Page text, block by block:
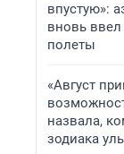
впустую»:
вновь ввел
полеты
«Август
назвала,
зодиака